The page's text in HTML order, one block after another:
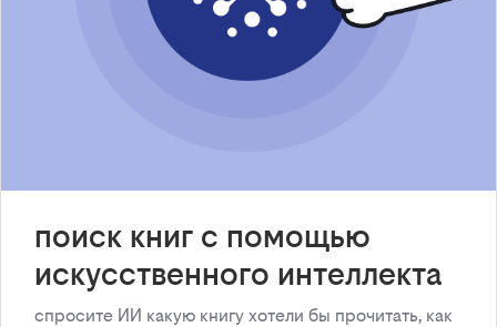
поиск книг с помощью
искусственного интеллекта
спросите ИИ какую книгу хотели бы прочитать, как